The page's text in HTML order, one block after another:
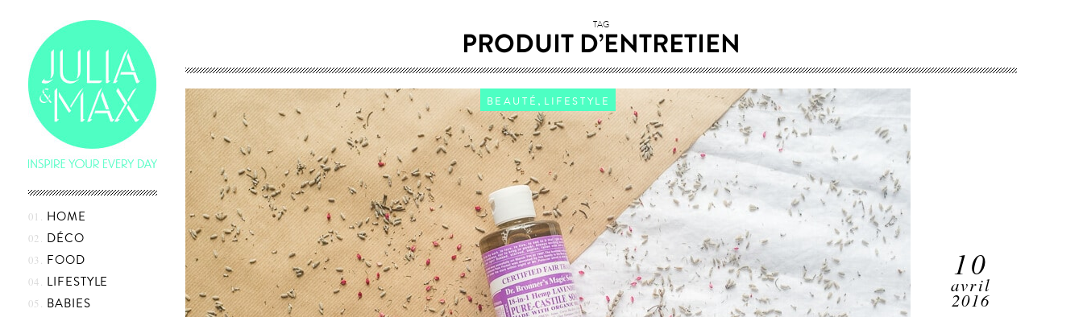
Skip
to
content
HOME
DÉCO
FOOD
LIFESTYLE
BABIES
TAG
PRODUIT D’ENTRETIEN
BEAUTÉ , LIFESTYLE
10
avril
2016